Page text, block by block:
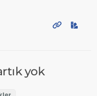
PLATFORMU
yok